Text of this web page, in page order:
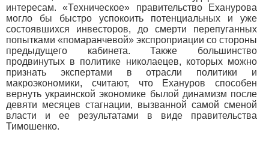
интересам. «Техническое» правительство Еханурова
могло бы быстро успокоить потенциальных и уже
состоявшихся инвесторов, до смерти перепуганных
попытками «помаранчевой» экспроприации со стороны
предыдущего кабинета. Также большинство
продвинутых в политике николаецев, которых можно
признать экспертами в отрасли политики и
макроэкономики, считают, что Ехануров способен
вернуть украинской экономике былой динамизм после
девяти месяцев стагнации, вызванной самой сменой
власти и ее результатами в виде правительства
Тимошенко.